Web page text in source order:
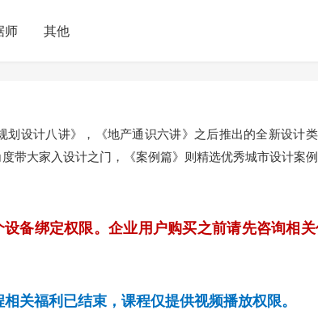
师 其他
划设计八讲》，《地产通识六讲》之后推出的全新设计
带大家入设计之门，《案例篇》则精选优秀城市设计案例
备绑定权限。企业用户购买之前请先咨询相
关福利已结束，课程仅提供视频播放权限。